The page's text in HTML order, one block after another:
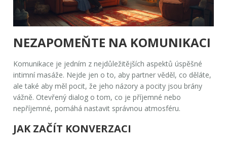
NEZAPOMEŇTE NA KOMUNIKACI
Komunikace je jedním z nejdůležitějších aspektů úspěšné
intimní masáže. Nejde jen o to, aby partner věděl, co děláte,
ale také aby měl pocit, že jeho názory a pocity jsou brány
vážně. Otevřený dialog o tom, co je příjemné nebo
nepříjemné, pomáhá nastavit správnou atmosféru.
JAK ZAČÍT KONVERZACI